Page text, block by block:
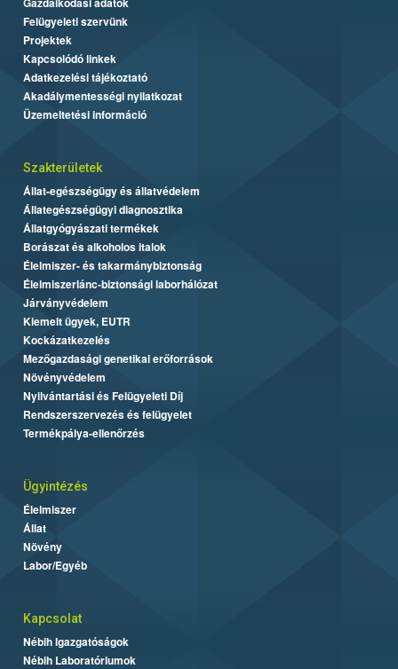
Felügyeleti szervünk
Projektek
Kapcsolódó linkek
Adatkezelési tájékoztató
Akadálymentességi nyilatkozat
Üzemeltetési információ
Szakterületek
Állat-egészségügy és állatvédelem
Állategészségügyi diagnosztika
Állatgyógyászati termékek
Borászat és alkoholos italok
Élelmiszer- és takarmánybiztonság
Élelmiszerlánc-biztonsági laborhálózat
Járványvédelem
Kiemelt ügyek, EUTR
Kockázatkezelés
Mezőgazdasági genetikai erőforrások
Növényvédelem
Nyilvántartási és Felügyeleti Díj
Rendszerszervezés és felügyelet
Termékpálya-ellenőrzés
Ügyintézés
Élelmiszer
Állat
Növény
Labor/Egyéb
Kapcsolat
Nébih Igazgatóságok
Nébih Laboratóriumok